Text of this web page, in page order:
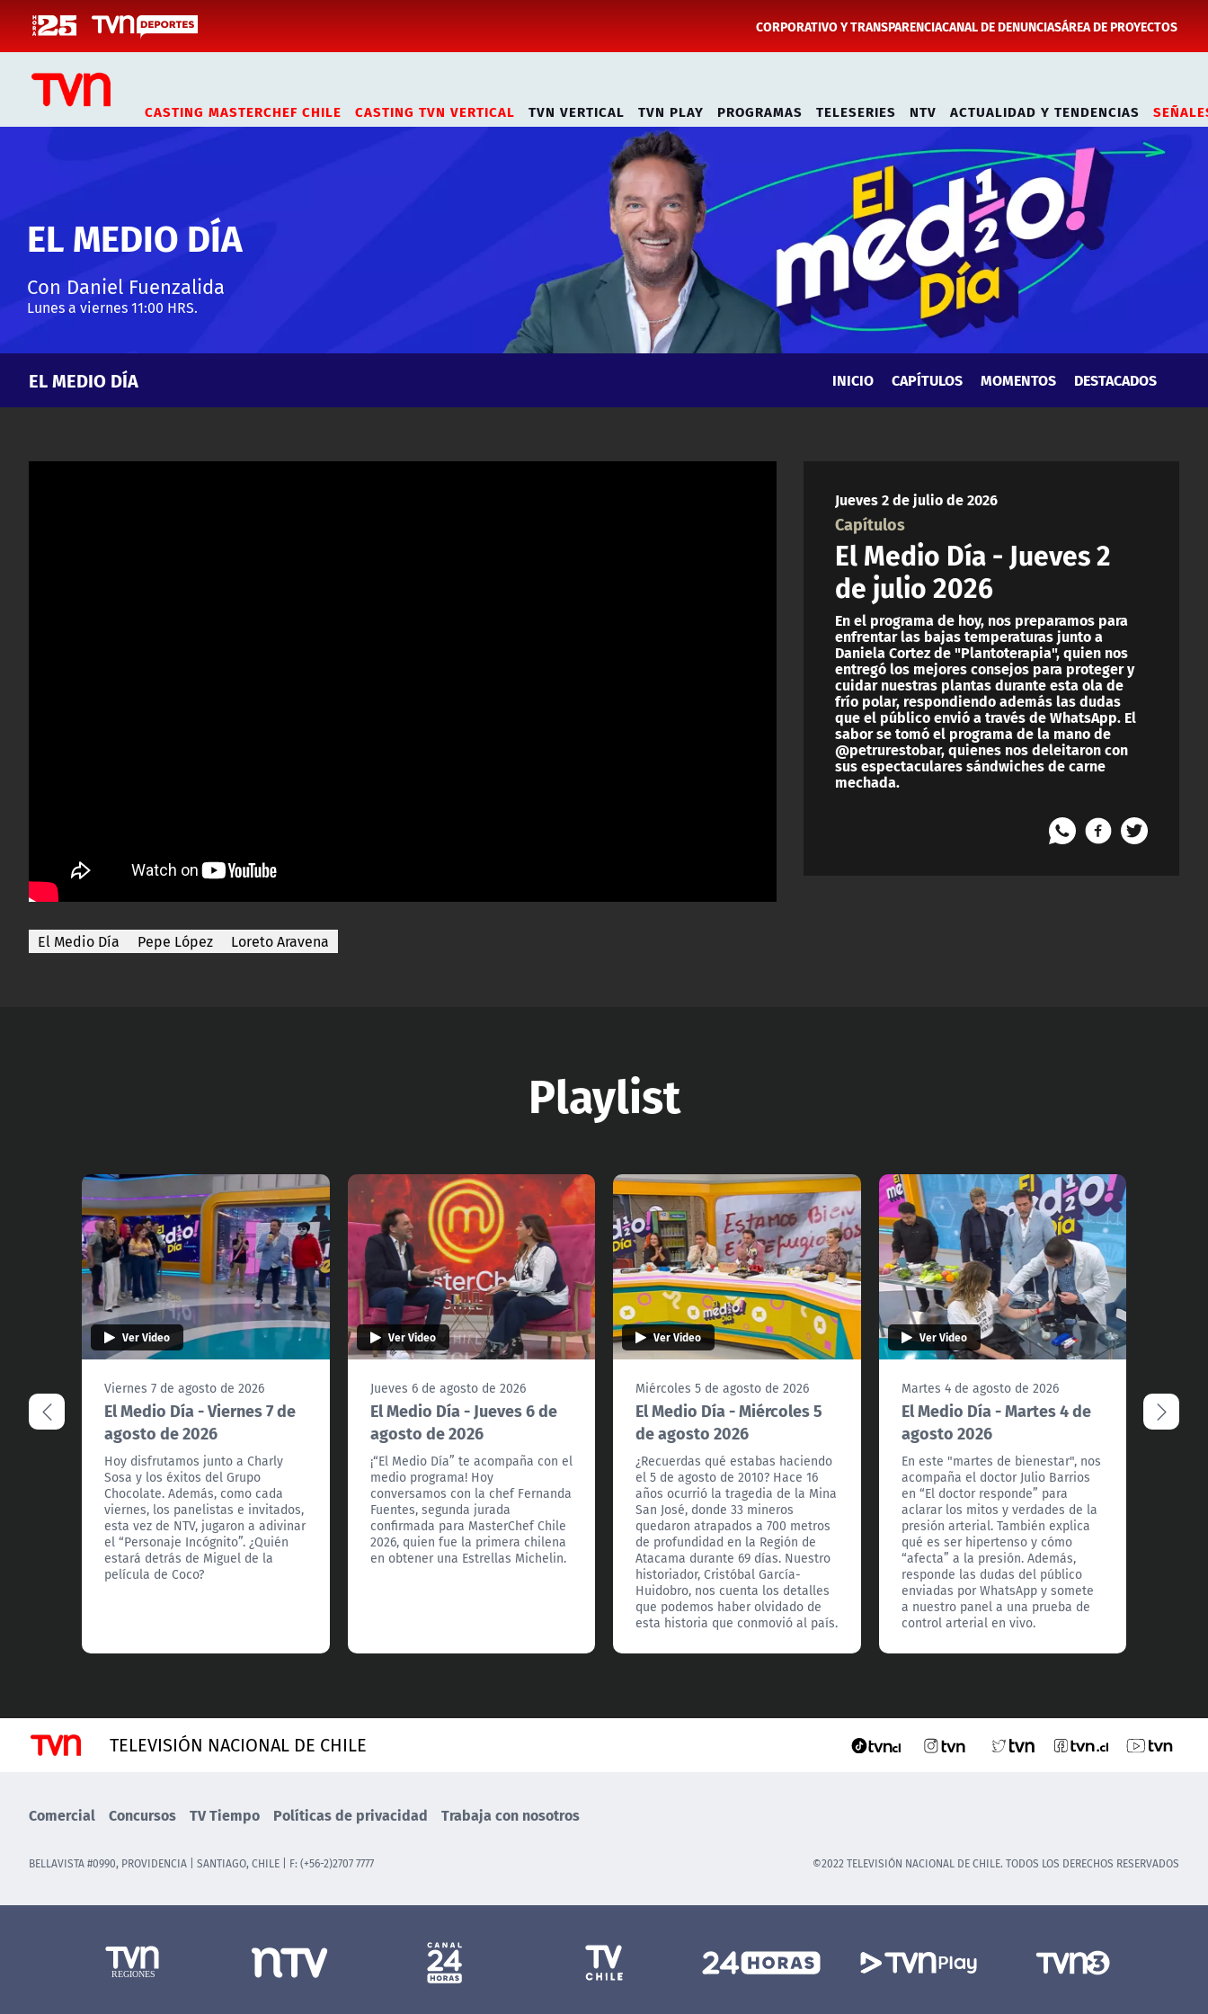
CORPORATIVO Y TRANSPARENCIACANAL DE DENUNCIASÁREA DE PROYECTOS
CASTING MASTERCHEF CHILE CASTING TVN VERTICAL TVN VERTICAL TVN PLAY PROGRAMAS TELESERIES NTV ACTUALIDAD Y TENDENCIAS
EL MEDIO DÍA
Con Daniel Fuenzalida
Lunes a viernes 11:00 HRS.
EL MEDIO DÍA INICIO CAPÍTULOS MOMENTOS DESTACADOS
Jueves 2 de julio de 2026
Capítulos
El Medio Día - Jueves 2
de julio 2026
En el programa de hoy, nos preparamos para
enfrentar las bajas temperaturas junto a
Daniela Cortez de "Plantoterapia", quien nos
entregó los mejores consejos para proteger y
cuidar nuestras plantas durante esta ola de
frío polar, respondiendo además las dudas
que el público envió a través de WhatsApp. El
sabor se tomó el programa de la mano de
@petrurestobar, quienes nos deleitaron con
sus espectaculares sándwiches de carne
mechada.
El Medio Día Pepe López Loreto Aravena
Playlist
Ver Video
Viernes 7 de agosto de 2026
El Medio Día - Viernes 7 de
agosto de 2026
Hoy disfrutamos junto a Charly
Sosa y los éxitos del Grupo
Chocolate. Además, como cada
viernes, los panelistas e invitados,
esta vez de NTV, jugaron a adivinar
el “Personaje Incógnito”. ¿Quién
estará detrás de Miguel de la
película de Coco?
Ver Video
Jueves 6 de agosto de 2026
El Medio Día - Jueves 6 de
agosto de 2026
¡“El Medio Día” te acompaña con el
medio programa! Hoy
conversamos con la chef Fernanda
Fuentes, segunda jurada
confirmada para MasterChef Chile
2026, quien fue la primera chilena
en obtener una Estrellas Michelin.
Ver Video
Miércoles 5 de agosto de 2026
El Medio Día - Miércoles 5
de agosto 2026
¿Recuerdas qué estabas haciendo
el 5 de agosto de 2010? Hace 16
años ocurrió la tragedia de la Mina
San José, donde 33 mineros
quedaron atrapados a 700 metros
de profundidad en la Región de
Atacama durante 69 días. Nuestro
historiador, Cristóbal García-
Huidobro, nos cuenta los detalles
que podemos haber olvidado de
esta historia que conmovió al país.
Ver Video
Martes 4 de agosto de 2026
El Medio Día - Martes 4 de
agosto 2026
En este "martes de bienestar", nos
acompaña el doctor Julio Barrios
en “El doctor responde” para
aclarar los mitos y verdades de la
presión arterial. También explica
qué es ser hipertenso y cómo
“afecta” a la presión. Además,
responde las dudas del público
enviadas por WhatsApp y somete
a nuestro panel a una prueba de
control arterial en vivo.
TELEVISIÓN NACIONAL DE CHILE
Comercial Concursos TV Tiempo Políticas de privacidad Trabaja con nosotros
BELLAVISTA #0990, PROVIDENCIA | SANTIAGO, CHILE | F: (+56-2)2707 7777 ©2022 TELEVISIÓN NACIONAL DE CHILE. TODOS LOS DERECHOS RESERVADOS